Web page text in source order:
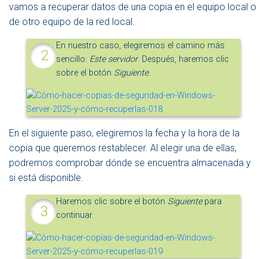
vamos a recuperar datos de una copia en el equipo local o
de otro equipo de la red local.
En nuestro caso, elegiremos el camino más
sencillo: Este servidor. Después, haremos clic
sobre el botón Siguiente.
En el siguiente paso, elegiremos la fecha y la hora de la
copia que queremos restablecer. Al elegir una de ellas,
podremos comprobar dónde se encuentra almacenada y
si está disponible.
Haremos clic sobre el botón Siguientepara
continuar.